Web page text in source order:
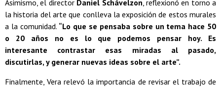
Asimismo, el director Daniel Schávelzon, reflexionó en torno a
la historia del arte que conlleva la exposición de estos murales
a la comunidad. “Lo que se pensaba sobre un tema hace 50
o 20 años no es lo que podemos pensar hoy. Es
interesante contrastar esas miradas al pasado,
discutirlas, y generar nuevas ideas sobre el arte”.
Finalmente, Vera relevó la importancia de revisar el trabajo de